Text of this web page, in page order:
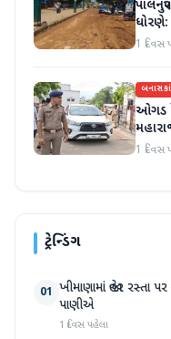
ધોરણે:
1 દિવસ
ઓગડ
1 દિવસ
ટ્રેન્ડિંગ
01 ખીમાણામાં જાહેર રસ્તા
પાણીએ
1 દિવસ પહેલા